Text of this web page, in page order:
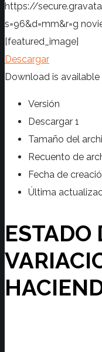
https://
s=96&d=mm&r=g
[featured_image]
Descargar
Download is
Versión
Descargar 1
Tamaño del
Recuento de
Fecha de
Última
ESTADO